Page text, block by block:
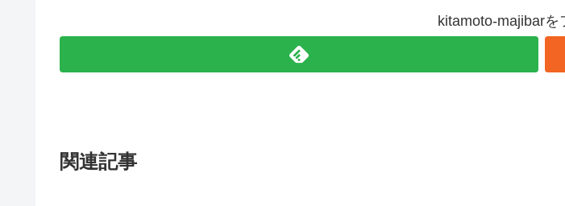
kitamoto-majibarを
関連記事